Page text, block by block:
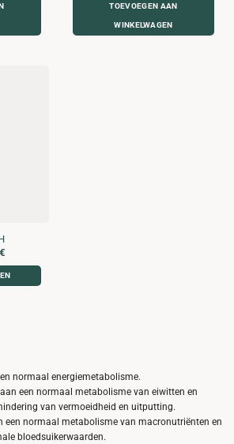
TOEVOEGEN AAN
WINKELWAGEN
Prijsklasse:
tot
99,47€
normaal energiemetabolisme.
een normaal metabolisme van eiwitten en
van vermoeidheid en uitputting.
een normaal metabolisme van macronutriënten en
bloedsuikerwaarden.